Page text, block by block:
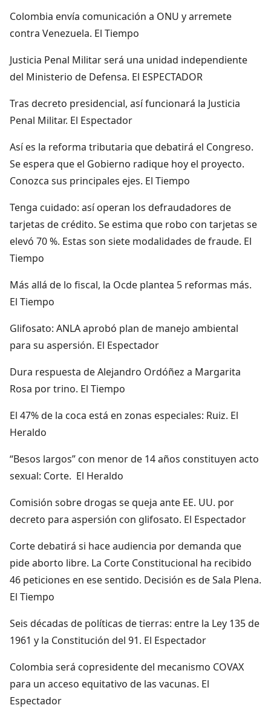
Colombia envía comunicación a ONU y arremete
contra Venezuela. El Tiempo
Justicia Penal Militar será una unidad independiente
del Ministerio de Defensa. El ESPECTADOR
Tras decreto presidencial, así funcionará la Justicia
Penal Militar. El Espectador
Así es la reforma tributaria que debatirá el Congreso.
Se espera que el Gobierno radique hoy el proyecto.
Conozca sus principales ejes. El Tiempo
Tenga cuidado: así operan los defraudadores de
tarjetas de crédito. Se estima que robo con tarjetas se
elevó 70 %. Estas son siete modalidades de fraude. El
Tiempo
Más allá de lo fiscal, la Ocde plantea 5 reformas más.
El Tiempo
Glifosato: ANLA aprobó plan de manejo ambiental
para su aspersión. El Espectador
Dura respuesta de Alejandro Ordóñez a Margarita
Rosa por trino. El Tiempo
El 47% de la coca está en zonas especiales: Ruiz. El
Heraldo
“Besos largos” con menor de 14 años constituyen acto
sexual: Corte. El Heraldo
Comisión sobre drogas se queja ante EE. UU. por
decreto para aspersión con glifosato. El Espectador
Corte debatirá si hace audiencia por demanda que
pide aborto libre. La Corte Constitucional ha recibido
46 peticiones en ese sentido. Decisión es de Sala Plena.
El Tiempo
Seis décadas de políticas de tierras: entre la Ley 135 de
1961 y la Constitución del 91. El Espectador
Colombia será copresidente del mecanismo COVAX
para un acceso equitativo de las vacunas. El
Espectador